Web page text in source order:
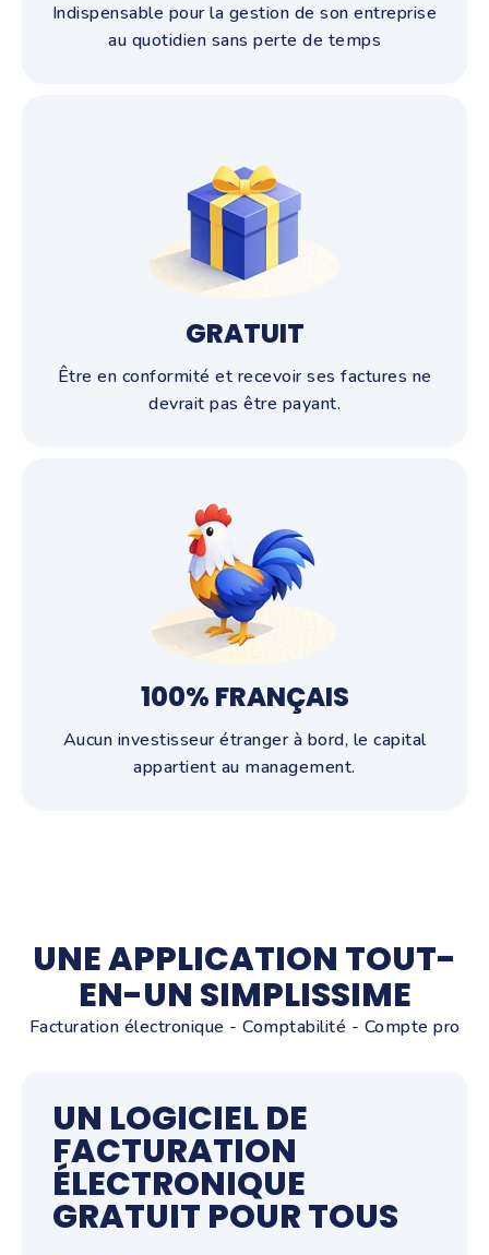
Indispensable pour la gestion de son entreprise
au quotidien sans perte de temps
GRATUIT
Être en conformité et recevoir ses factures ne
devrait pas être payant.
100% FRANÇAIS
Aucun investisseur étranger à bord, le capital
appartient au management.
UNE APPLICATION TOUT-
EN-UN SIMPLISSIME
Facturation électronique - Comptabilité - Compte pro
UN LOGICIEL DE
FACTURATION
ÉLECTRONIQUE
GRATUIT POUR TOUS